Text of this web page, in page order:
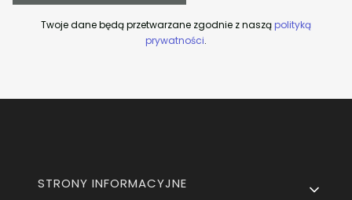
Twoje dane będą przetwarzane zgodnie z nasząpolityką
prywatności.
Linki w stopce
STRONY INFORMACYJNE